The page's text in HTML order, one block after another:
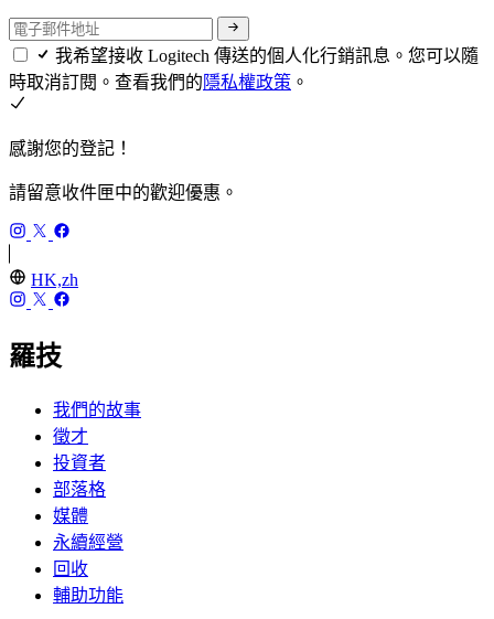
我希望接收 Logitech 傳送的個人化行銷訊息。您可以隨
時取消訂閱。查看我們的隱私權政策 。
感謝您的登記！
請留意收件匣中的歡迎優惠。
HK,zh
羅技
我們的故事
徵才
投資者
部落格
媒體
永續經營
回收
輔助功能